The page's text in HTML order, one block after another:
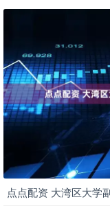
点点配资 大湾区大学